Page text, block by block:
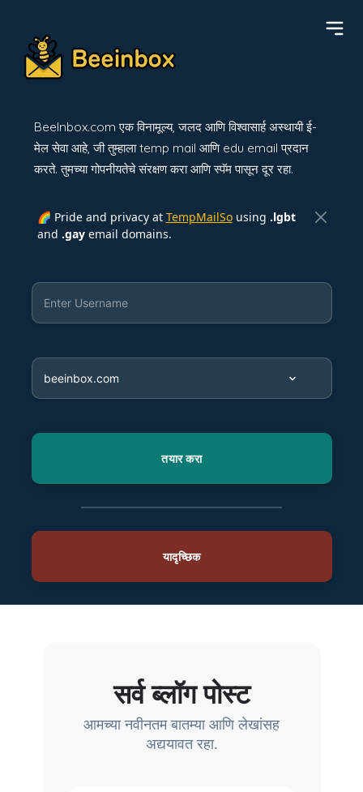
BeeInbox.com एक विनामूल्य, जलद आणि विश्वासार्ह अस्थायी ई-
मेल सेवा आहे, जी तुम्हाला temp mail आणि edu email प्रदान
करते. तुमच्या गोपनीयतेचे संरक्षण करा आणि स्पॅम पासून दूर रहा.
🌈 Pride and privacy at TempMailSousing .lgbt
and .gayemail domains.
सर्व ब्लॉग पोस्ट
आमच्या नवीनतम बातम्या आणि लेखांसह
अद्ययावत रहा.